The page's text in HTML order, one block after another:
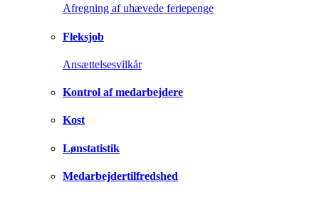
Afregning af uhævede feriepenge
Fleksjob
Ansættelsesvilkår
Kontrol af medarbejdere
Kost
Lønstatistik
Medarbejdertilfredshed